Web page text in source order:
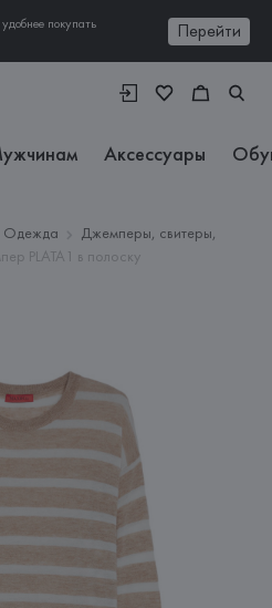
покупать
Перейти
Аксессуары
Одежда
Джемперы, свитеры,
PLATA1 в полоску